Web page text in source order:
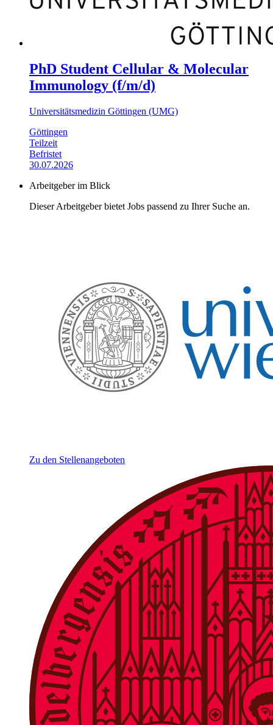
PhD Student Cellular & Molecular
Immunology (f/m/d)
Universitätsmedizin Göttingen (UMG)
Göttingen
Teilzeit
Befristet
30.07.2026
Arbeitgeber im Blick
Dieser Arbeitgeber bietet Jobs passend zu Ihrer Suche an.
Zu den Stellenangeboten